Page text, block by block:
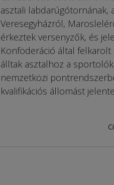
asztali
Veresegyházról,
érkeztek versenyzők, és
Konföderáció által felkarolt
álltak asztalhoz a
nemzetközi
kvalifikációs állomást